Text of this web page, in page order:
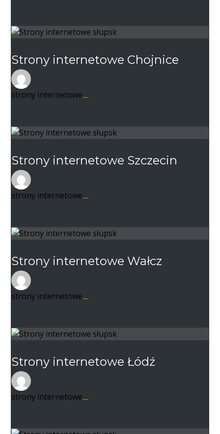
Strony internetowe Chojnice
strony internetowe
Strony internetowe Szczecin
strony internetowe
Strony internetowe Wałcz
strony internetowe
Strony internetowe Łódź
strony internetowe